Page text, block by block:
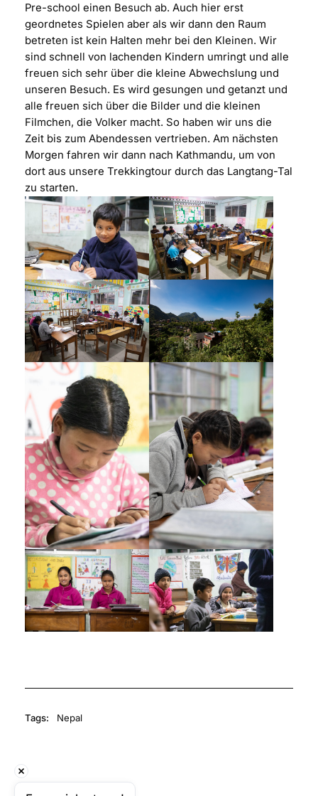
Pre-school einen Besuch ab. Auch hier erst
geordnetes Spielen aber als wir dann den Raum
betreten ist kein Halten mehr bei den Kleinen. Wir
sind schnell von lachenden Kindern umringt und alle
freuen sich sehr über die kleine Abwechslung und
unseren Besuch. Es wird gesungen und getanzt und
alle freuen sich über die Bilder und die kleinen
Filmchen, die Volker macht. So haben wir uns die
Zeit bis zum Abendessen vertrieben. Am nächsten
Morgen fahren wir dann nach Kathmandu, um von
dort aus unsere Trekkingtour durch das Langtang-Tal
zu starten.
Tags: Nepal